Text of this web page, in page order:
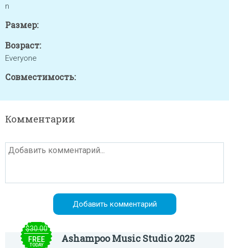
n
Размер:
Возраст:
Everyone
Совместимость:
Комментарии
$30.00
FREE
TODAY
Ashampoo Music Studio 2025